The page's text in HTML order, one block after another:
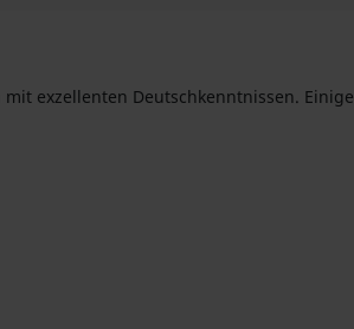
exzellenten Deutschkenntnissen. Einige